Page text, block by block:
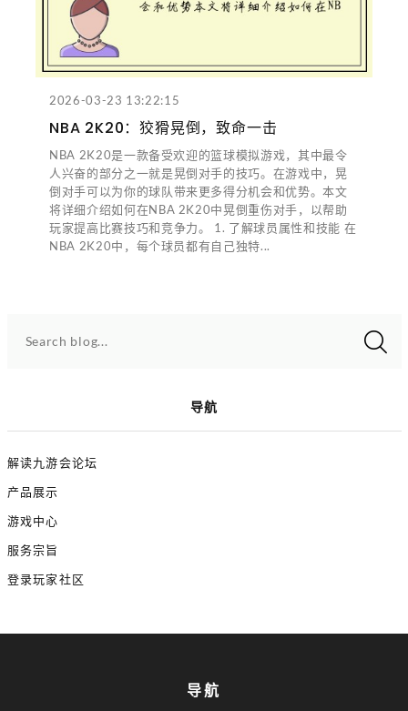
2026-03-23 13:22:15
NBA 2K20：狡猾晃倒，致命一击
NBA 2K20是一款备受欢迎的篮球模拟游戏，其中最令
人兴奋的部分之一就是晃倒对手的技巧。在游戏中，晃
倒对手可以为你的球队带来更多得分机会和优势。本文
将详细介绍如何在NBA 2K20中晃倒重伤对手，以帮助
玩家提高比赛技巧和竞争力。 1. 了解球员属性和技能 在
NBA 2K20中，每个球员都有自己独特...
Search blog...
导航
解读九游会论坛
产品展示
游戏中心
服务宗旨
登录玩家社区
导航